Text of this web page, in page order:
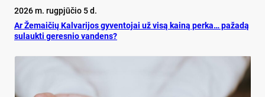
2026 m. rugpjūčio 5 d.
Ar Že­mai­čių Kal­va­ri­jos gy­ven­to­jai už vi­są kai­ną per­ka… pa­ža­dą
su­lauk­ti ge­res­nio van­dens?